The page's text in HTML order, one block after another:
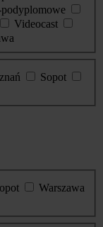
podyplomowe
Videocast
Sopot
Warszawa